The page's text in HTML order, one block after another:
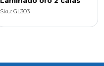
Sku: GL303